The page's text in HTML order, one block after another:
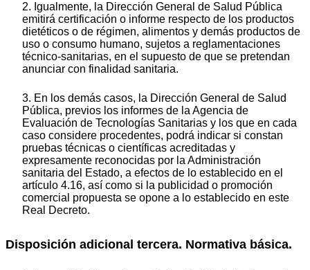
2. Igualmente, la Dirección General de Salud Pública
emitirá certificación o informe respecto de los productos
dietéticos o de régimen, alimentos y demás productos de
uso o consumo humano, sujetos a reglamentaciones
técnico-sanitarias, en el supuesto de que se pretendan
anunciar con finalidad sanitaria.
3. En los demás casos, la Dirección General de Salud
Pública, previos los informes de la Agencia de
Evaluación de Tecnologías Sanitarias y los que en cada
caso considere procedentes, podrá indicar si constan
pruebas técnicas o científicas acreditadas y
expresamente reconocidas por la Administración
sanitaria del Estado, a efectos de lo establecido en el
artículo 4.16, así como si la publicidad o promoción
comercial propuesta se opone a lo establecido en este
Real Decreto.
Disposición adicional tercera. Normativa básica.